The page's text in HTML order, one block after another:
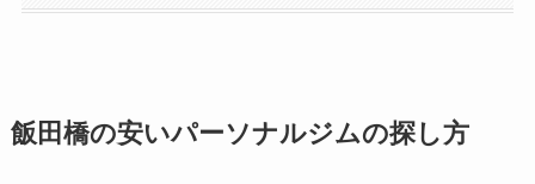
飯田橋の安いパーソナルジムの探し方